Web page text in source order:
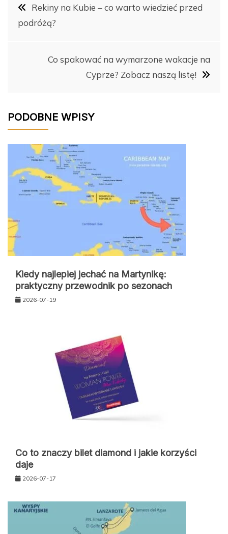
o
o
n n
Nawigacja
Rekiny na Kubie – co warto wiedzieć przed
podróżą?
Co spakować na wymarzone wakacje na
Cyprze? Zobacz naszą listę!
PODOBNE WPISY
Kiedy najlepiej jechać na Martynikę:
praktyczny przewodnik po sezonach
2026-07-19
Co to znaczy bilet diamond i jakie korzyści
daje
2026-07-17